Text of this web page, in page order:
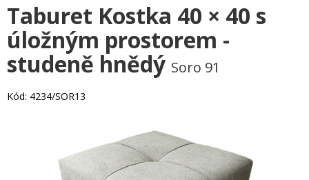
Taburet Kostka 40 × 40 s
úložným prostorem -
studeně hnědý Soro 91
Kód: 4234/SOR13